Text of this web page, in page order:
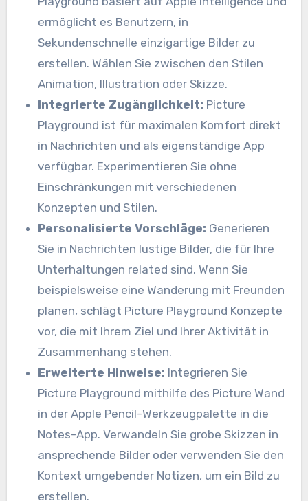
ermöglicht es Benutzern, in
Sekundenschnelle einzigartige Bilder zu
erstellen. Wählen Sie zwischen den Stilen
Animation, Illustration oder Skizze.
Integrierte Zugänglichkeit: Picture
Playground ist für maximalen Komfort direkt
in Nachrichten und als eigenständige App
verfügbar. Experimentieren Sie ohne
Einschränkungen mit verschiedenen
Konzepten und Stilen.
Personalisierte Vorschläge: Generieren
Sie in Nachrichten lustige Bilder, die für Ihre
Unterhaltungen related sind. Wenn Sie
beispielsweise eine Wanderung mit Freunden
planen, schlägt Picture Playground Konzepte
vor, die mit Ihrem Ziel und Ihrer Aktivität in
Zusammenhang stehen.
Erweiterte Hinweise: Integrieren Sie
Picture Playground mithilfe des Picture Wand
in der Apple Pencil-Werkzeugpalette in die
Notes-App. Verwandeln Sie grobe Skizzen in
ansprechende Bilder oder verwenden Sie den
Kontext umgebender Notizen, um ein Bild zu
erstellen.